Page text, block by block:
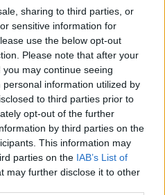
sharing to third parties, or
sensitive information for
use the below opt-out
Please note that after your
may continue seeing
information utilized by
to third parties prior to
opt-out of the further
by third parties on the
This information may
parties on the IAB’s List of
may further disclose it to other
- A legjobb
lejtőin fekvő Delphi,
volt a görög
szerint itt találkoztak
indított sasok, akik
a másik nyugat felé